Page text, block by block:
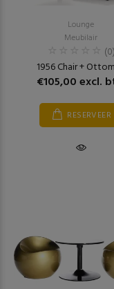
Lounge
Meubilair
(0)
1956 Chair +
€105,00 excl.
RESERVEER